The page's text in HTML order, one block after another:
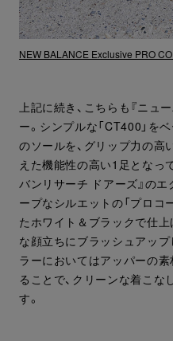
NEW BALANCE Exclusive PRO
上記に続き、こちらも『ニュ
ー。シンプルな「CT400」を
のソールを、グリップ力の
えた機能性の高い1足となっ
バンリサーチ ドアーズ』の
ープなシルエットの「プロコ
たホワイト＆ブラックで仕
な顔立ちにブラッシュアップ
ラーにおいてはアッパーの
ることで、クリーンな着こ
す。